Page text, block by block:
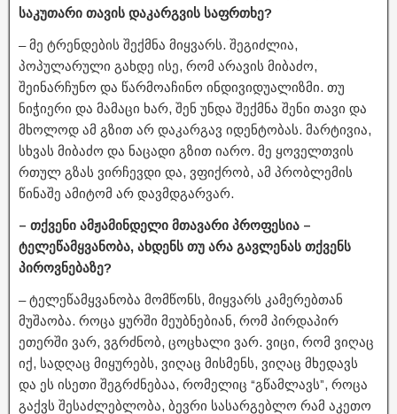
საკუთარი თავის დაკარგვის საფრთხე?
– მე ტრენდების შექმნა მიყვარს. შეგიძლია,
პოპულარული გახდე ისე, რომ არავის მიბაძო,
შეინარჩუნო და წარმოაჩინო ინდივიდუალიზმი. თუ
ნიჭიერი და მამაცი ხარ, შენ უნდა შექმნა შენი თავი და
მხოლოდ ამ გზით არ დაკარგავ იდენტობას. მარტივია,
სხვას მიბაძო და ნაცადი გზით იარო. მე ყოველთვის
რთულ გზას ვირჩევდი და, ვფიქრობ, ამ პრობლემის
წინაშე ამიტომ არ დავმდგარვარ.
– თქვენი ამჟამინდელი მთავარი პროფესია –
ტელეწამყვანობა, ახდენს თუ არა გავლენას თქვენს
პიროვნებაზე?
– ტელეწამყვანობა მომწონს, მიყვარს კამერებთან
მუშაობა. როცა ყურში მეუბნებიან, რომ პირდაპირ
ეთერში ვარ, ვგრძნობ, ცოცხალი ვარ. ვიცი, რომ ვიღაც
იქ, სადღაც მიყურებს, ვიღაც მისმენს, ვიღაც მხედავს
და ეს ისეთი შეგრძნებაა, რომელიც “გწამლავს”, როცა
გაქვს შესაძლებლობა, ბევრი სასარგებლო რამ აკეთო